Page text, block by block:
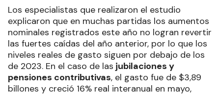
Los especialistas que realizaron el estudio
explicaron que en muchas partidas los aumentos
nominales registrados este año no logran revertir
las fuertes caídas del año anterior, por lo que los
niveles reales de gasto siguen por debajo de los
de 2023. En el caso de las jubilaciones y
pensiones contributivas, el gasto fue de $3,89
billones y creció 16% real interanual en mayo,